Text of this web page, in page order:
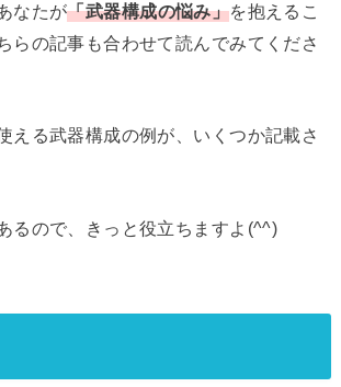
なたが「武器構成の悩み」を抱えるこ
らの記事も合わせて読んでみてくださ
える武器構成の例が、いくつか記載さ
るので、きっと役立ちますよ(^^)